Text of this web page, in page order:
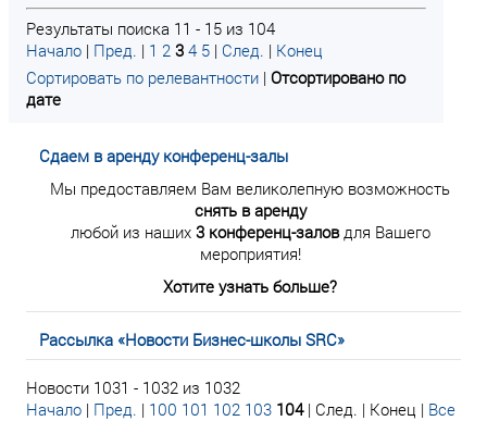
Результаты поиска 11 - 15 из 104
Начало | Пред. | 1 2 3 4 5 | След. | Конец
Сортировать по релевантности | Отсортировано по
дате
Сдаем в аренду конференц-залы
Мы предоставляем Вам великолепную возможность
снять в аренду
любой из наших 3 конференц-заловдля Вашего
мероприятия!
Хотите узнать больше?
Рассылка «Новости Бизнес-школы SRC»
Новости 1031 - 1032 из 1032
Начало | Пред. | 100 101 102 103 104| След. | Конец | Все